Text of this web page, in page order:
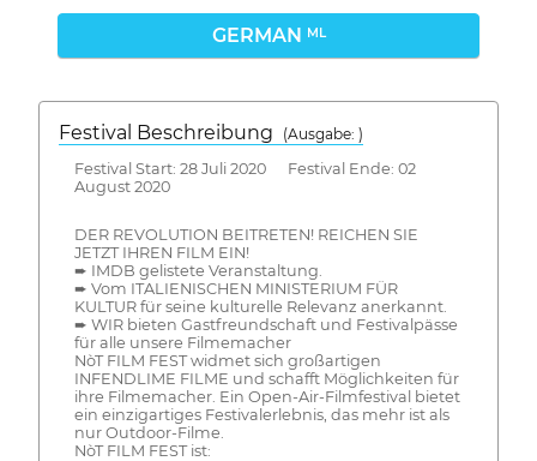
GERMAN ML
Festival Beschreibung
(Ausgabe: )
Festival Start: 28 Juli 2020 Festival Ende: 02
August 2020
DER REVOLUTION BEITRETEN! REICHEN SIE
JETZT IHREN FILM EIN!
➨ IMDB gelistete Veranstaltung.
➨ Vom ITALIENISCHEN MINISTERIUM FÜR
KULTUR für seine kulturelle Relevanz anerkannt.
➨ WIR bieten Gastfreundschaft und Festivalpässe
für alle unsere Filmemacher
NòT FILM FEST widmet sich großartigen
INFENDLIME FILME und schafft Möglichkeiten für
ihre Filmemacher. Ein Open-Air-Filmfestival bietet
ein einzigartiges Festivalerlebnis, das mehr ist als
nur Outdoor-Filme.
NòT FILM FEST ist: